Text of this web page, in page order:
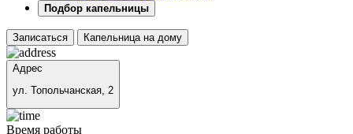
Подбор капельницы
Записаться Капельница на дому
Адрес
ул. Топольчанская, 2
Время работы